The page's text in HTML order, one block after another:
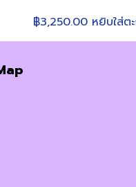
฿3,250.00 หยิบใส่ต